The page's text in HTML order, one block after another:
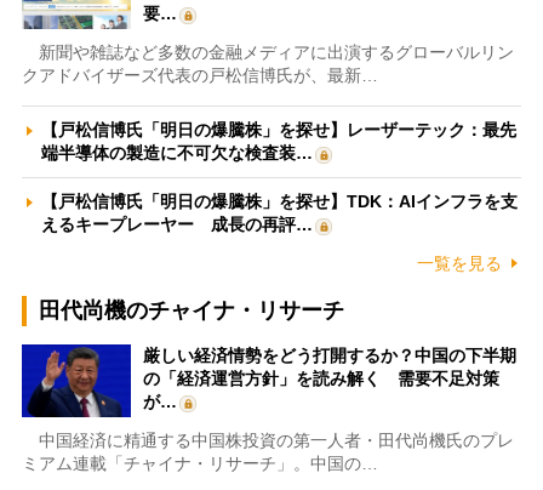
要…
新聞や雑誌など多数の金融メディアに出演するグローバルリン
クアドバイザーズ代表の戸松信博氏が、最新…
【戸松信博氏「明日の爆騰株」を探せ】レーザーテック：最先
端半導体の製造に不可欠な検査装…
【戸松信博氏「明日の爆騰株」を探せ】TDK：AIインフラを支
えるキープレーヤー 成長の再評…
一覧を見る
田代尚機のチャイナ・リサーチ
厳しい経済情勢をどう打開するか？中国の下半期
の「経済運営方針」を読み解く 需要不足対策
が…
中国経済に精通する中国株投資の第一人者・田代尚機氏のプレ
ミアム連載「チャイナ・リサーチ」。中国の…